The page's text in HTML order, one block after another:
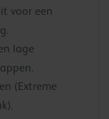
voor een
lage
(Extreme